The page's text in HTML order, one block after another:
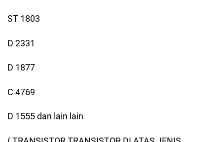
ST 1803
D 2331
D 1877
C 4769
D 1555 dan lain lain